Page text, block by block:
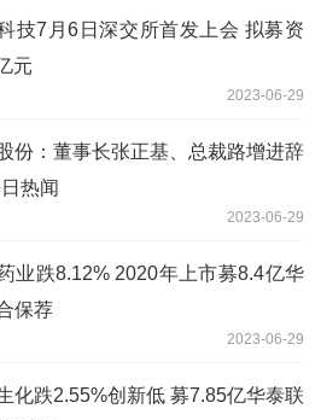
技7月6日深交所首发上会 拟募资
元
2023-06-29
份：董事长张正基、总裁路增进辞
热闻
2023-06-29
业跌8.12% 2020年上市募8.4亿华
保荐
2023-06-29
化跌2.55%创新低 募7.85亿华泰联